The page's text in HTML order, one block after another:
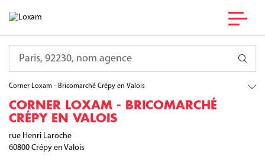
France
Corner Loxam - Bricomarché Crépy en Valois
CORNER LOXAM - BRICOMARCHÉ
CRÉPY EN VALOIS
rue Henri Laroche
60800 Crépy en Valois